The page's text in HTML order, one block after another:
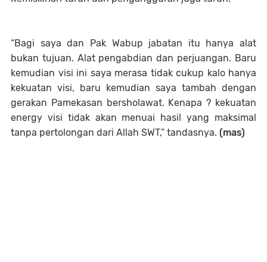
“Bagi saya dan Pak Wabup jabatan itu hanya alat
bukan tujuan. Alat pengabdian dan perjuangan. Baru
kemudian visi ini saya merasa tidak cukup kalo hanya
kekuatan visi, baru kemudian saya tambah dengan
gerakan Pamekasan bersholawat. Kenapa ? kekuatan
energy visi tidak akan menuai hasil yang maksimal
tanpa pertolongan dari Allah SWT,” tandasnya. (mas)